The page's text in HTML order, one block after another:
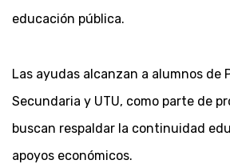
educación pública.
Las ayudas alcanzan a alumnos de
Secundaria y UTU, como parte de
buscan respaldar la continuidad
apoyos económicos.